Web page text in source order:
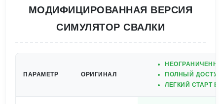
МОДИФИЦИРОВАННАЯ ВЕРСИЯ
СИМУЛЯТОР СВАЛКИ
ПАРАМЕТР ОРИГИНАЛ
ПОЛНЫЙ
ЛЕГКИЙ СТАРТ